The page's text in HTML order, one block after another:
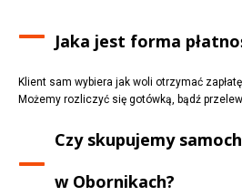
Jaka jest forma
Klient sam wybiera jak woli otrzymać
Możemy rozliczyć się gotówką, bądź
Czy skupujemy
w Obornikach?